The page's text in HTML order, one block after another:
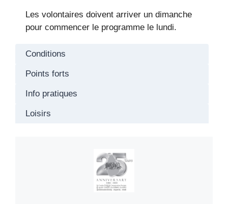
Les volontaires doivent arriver un dimanche
pour commencer le programme le lundi.
Conditions
Points forts
Info pratiques
Loisirs